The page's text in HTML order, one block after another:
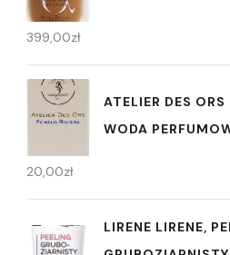
399,00zł
ATELIER DES
WODA
20,00zł
LIRENE LIRENE,